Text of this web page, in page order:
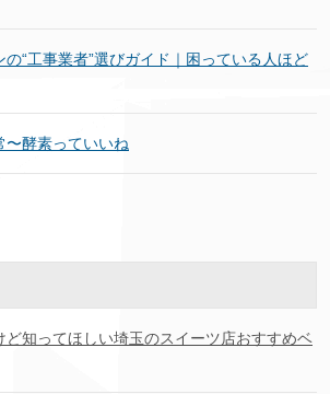
“工事業者”選びガイド｜困っている人ほど
〜酵素っていいね
ど知ってほしい埼玉のスイーツ店おすすめベ